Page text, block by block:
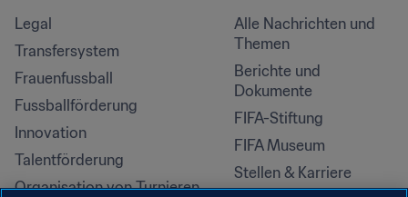
Legal
Transfersystem
Frauenfussball
Fussballförderung
Innovation
Talentförderung
Organisation von Turnieren
Alle Nachrichten und
Themen
Berichte und
Dokumente
FIFA-Stiftung
FIFA Museum
Stellen & Karriere